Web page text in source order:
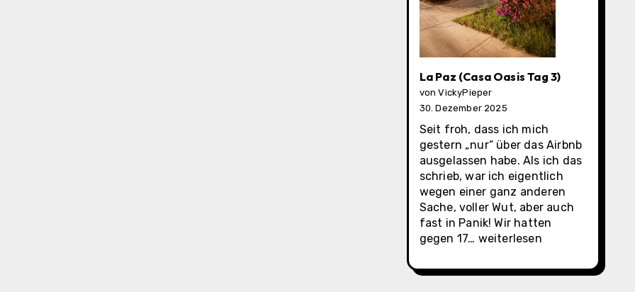
La Paz (Casa Oasis Tag 3)
von VickyPieper
30. Dezember 2025
Seit froh, dass ich mich
gestern „nur“ über das Airbnb
ausgelassen habe. Als ich das
schrieb, war ich eigentlich
wegen einer ganz anderen
Sache, voller Wut, aber auch
fast in Panik! Wir hatten
gegen 17… La
(Casa
weiterlesen